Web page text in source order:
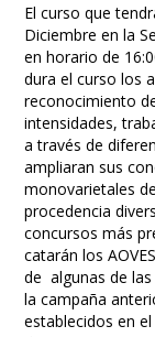
El curso que
Diciembre en la
en horario de
dura el curso los
reconocimiento
intensidades,
a través de
ampliaran sus
monovarietales
procedencia
concursos más
catarán los
de algunas de
la campaña
establecidos en